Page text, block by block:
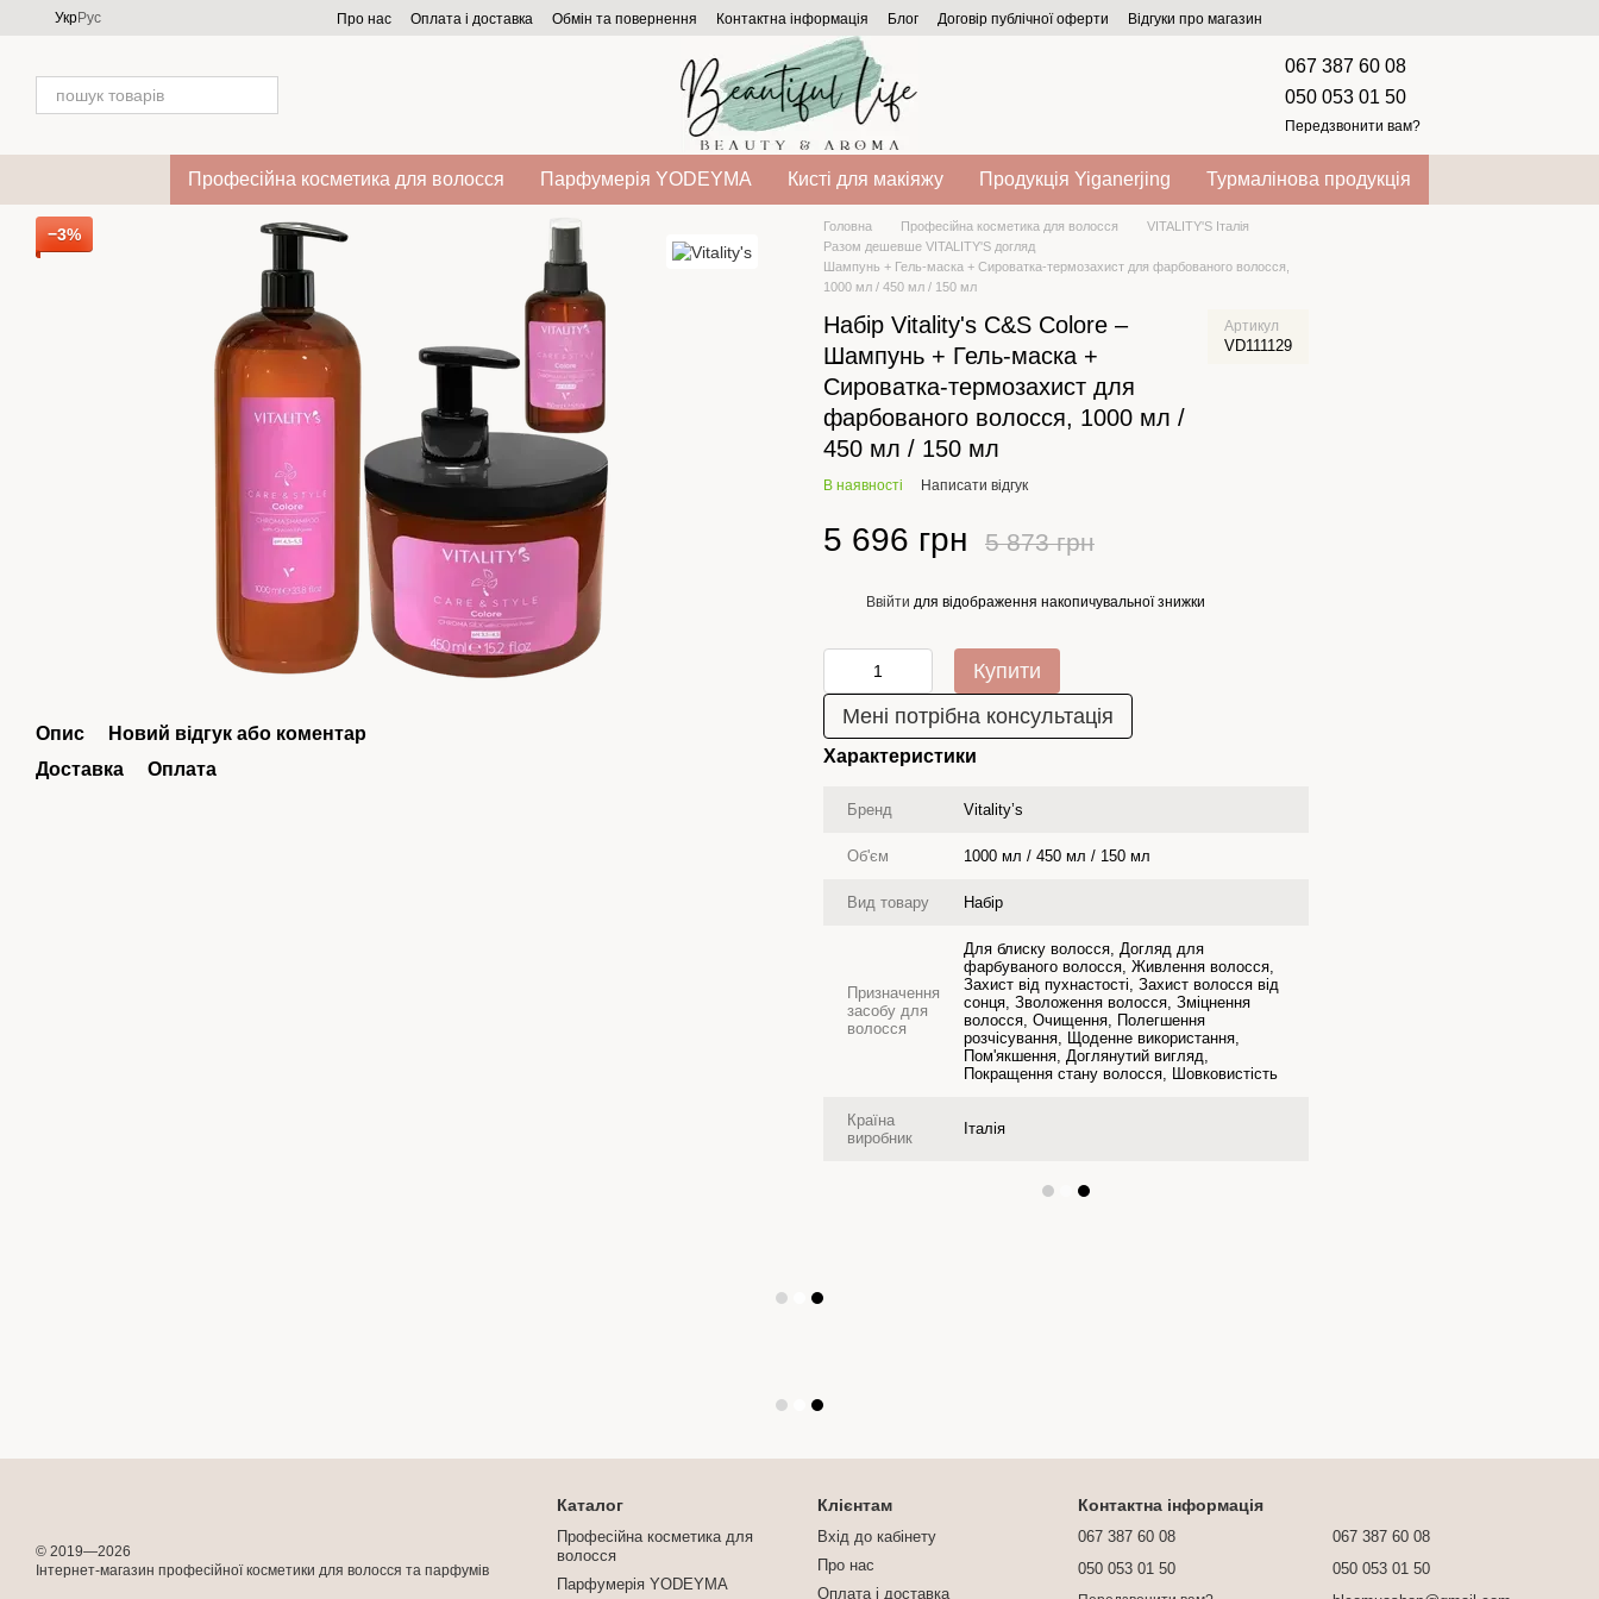
Перейти до основного контенту
УкрРус Про нас Оплата і доставка Обмін та повернення Контактна інформація Блог Договір публічної оферти Відгуки про магазин
067 387 60 08
050 053 01 50
Передзвонити вам?
Професійна косметика для волосся Парфумерія YODEYMA Кисті для макіяжу Продукція Yiganerjing Турмалінова продукція
−3%
Опис
Новий відгук або коментар
Доставка
Оплата
Головна Професійна косметика для волосся
VITALITY'S Італія
Разом дешевше VITALITY'S догляд
Шампунь + Гель-маска + Сироватка-термозахист для фарбованого волосся,
1000 мл / 450 мл / 150 мл
Набір Vitality's C&S Colore –
Шампунь + Гель-маска +
Сироватка-термозахист для
фарбованого волосся, 1000 мл /
450 мл / 150 мл
Артикул
VD111129
В наявності Написати відгук
5 696 грн 5 873 грн
Ввійти для відображення накопичувальної знижки
Купити
Мені потрібна консультація
Характеристики
Бренд Vitality’s
Об'єм 1000 мл / 450 мл / 150 мл
Вид товару Набір
Призначення
засобу для
волосся
Для блиску волосся, Догляд для
фарбуваного волосся, Живлення волосся,
Захист від пухнастості, Захист волосся від
сонця, Зволоження волосся, Зміцнення
волосся, Очищення, Полегшення
розчісування, Щоденне використання,
Пом'якшення, Доглянутий вигляд,
Покращення стану волосся, Шовковистість
Країна
виробник
Італія
© 2019—2026
Інтернет-магазин професійної косметики для волосся та парфумів
Каталог
Професійна косметика для
волосся
Парфумерія YODEYMA
Клієнтам
Вхід до кабінету
Про нас
Оплата і доставка
Контактна інформація
067 387 60 08
050 053 01 50
067 387 60 08
050 053 01 50